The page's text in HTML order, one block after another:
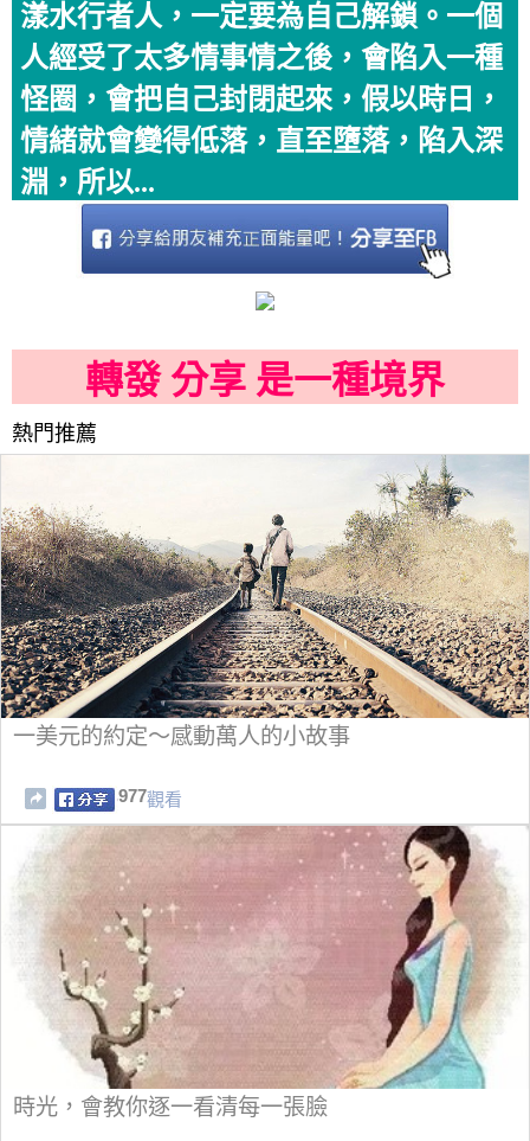
漾水行者人，一定要為自己解鎖。一個
人經受了太多情事情之後，會陷入一種
怪圈，會把自己封閉起來，假以時日，
情緒就會變得低落，直至墮落，陷入深
淵，所以...
轉發 分享 是一種境界
熱門推薦
一美元的約定～感動萬人的小故事
977觀看
時光，會教你逐一看清每一張臉